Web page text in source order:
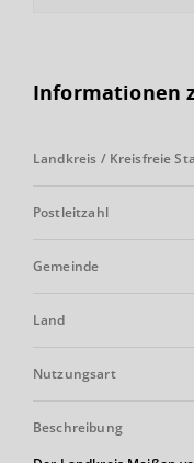
Informationen
Landkreis / Kreisfreie
Postleitzahl
Gemeinde
Land
Nutzungsart
Beschreibung